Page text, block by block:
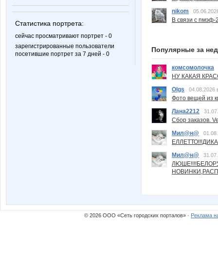
Статистика портрета:
сейчас просматривают портрет - 0
зарегистрированные пользователи
посетившие портрет за 7 дней - 0
nikom
В связи с пмэф-
Популярные за
комсомолочка
НУ КАКАЯ
Olgs
04.08.2026
Фото вещей из
Лана2212
Сбор заказов.
Мил@н@
Мил@н@
© 2026 ООО «Сеть городских порталов» · Реклама